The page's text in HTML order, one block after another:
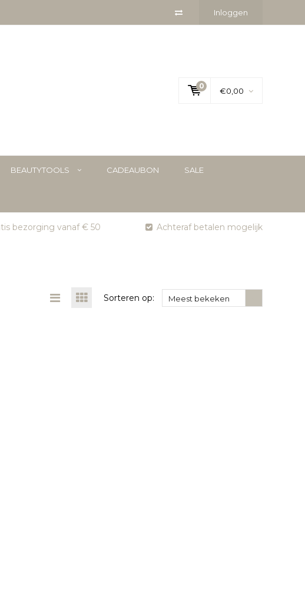
Inloggen
0
€0,00
BEAUTYTOOLS CADEAUBON SALE
bezorging vanaf € 50 Achteraf betalen mogelijk
Sorteren op: Meest bekeken